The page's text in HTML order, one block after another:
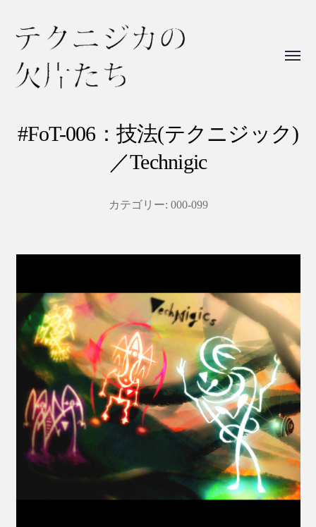
ニ
片
ち
#FoT-006：技法(テクニジック)
／Technigic
カテゴリー: 000-099